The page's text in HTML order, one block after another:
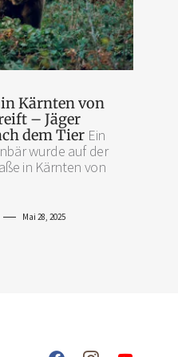
Kärnten von
– Jäger
dem Tier Ein
wurde auf der
in Kärnten von
Mai 28, 2025